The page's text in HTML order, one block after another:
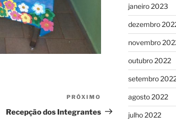
Próximo
post
PRÓXIMO
Recepção dos Integrantes
janeiro 2023
dezembro
novembro
outubro 2022
setembro
agosto 2022
julho 2022